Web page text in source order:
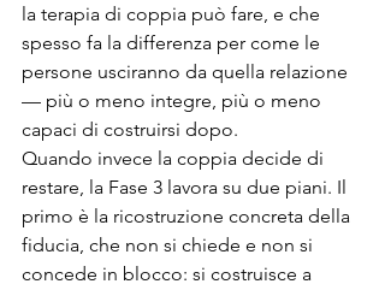
la terapia di coppia può fare, e che
spesso fa la differenza per come le
persone usciranno da quella relazione
— più o meno integre, più o meno
capaci di costruirsi dopo.
Quando invece la coppia decide di
restare, la Fase 3 lavora su due piani. Il
primo è la ricostruzione concreta della
fiducia, che non si chiede e non si
concede in blocco: si costruisce a